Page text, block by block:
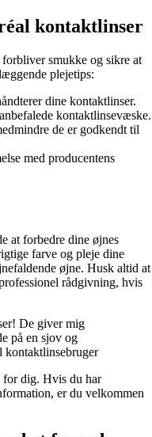
kontaktlinser
smukke og sikre at
plejetips:
dine kontaktlinser.
kontaktlinsevæske.
de er godkendt til
med producentens
at forbedre dine øjnes
farve og pleje dine
øjne. Husk altid at
rådgivning, hvis
De giver mig
på en sjov og
kontaktlinsebruger
for dig. Hvis du har
er du velkommen